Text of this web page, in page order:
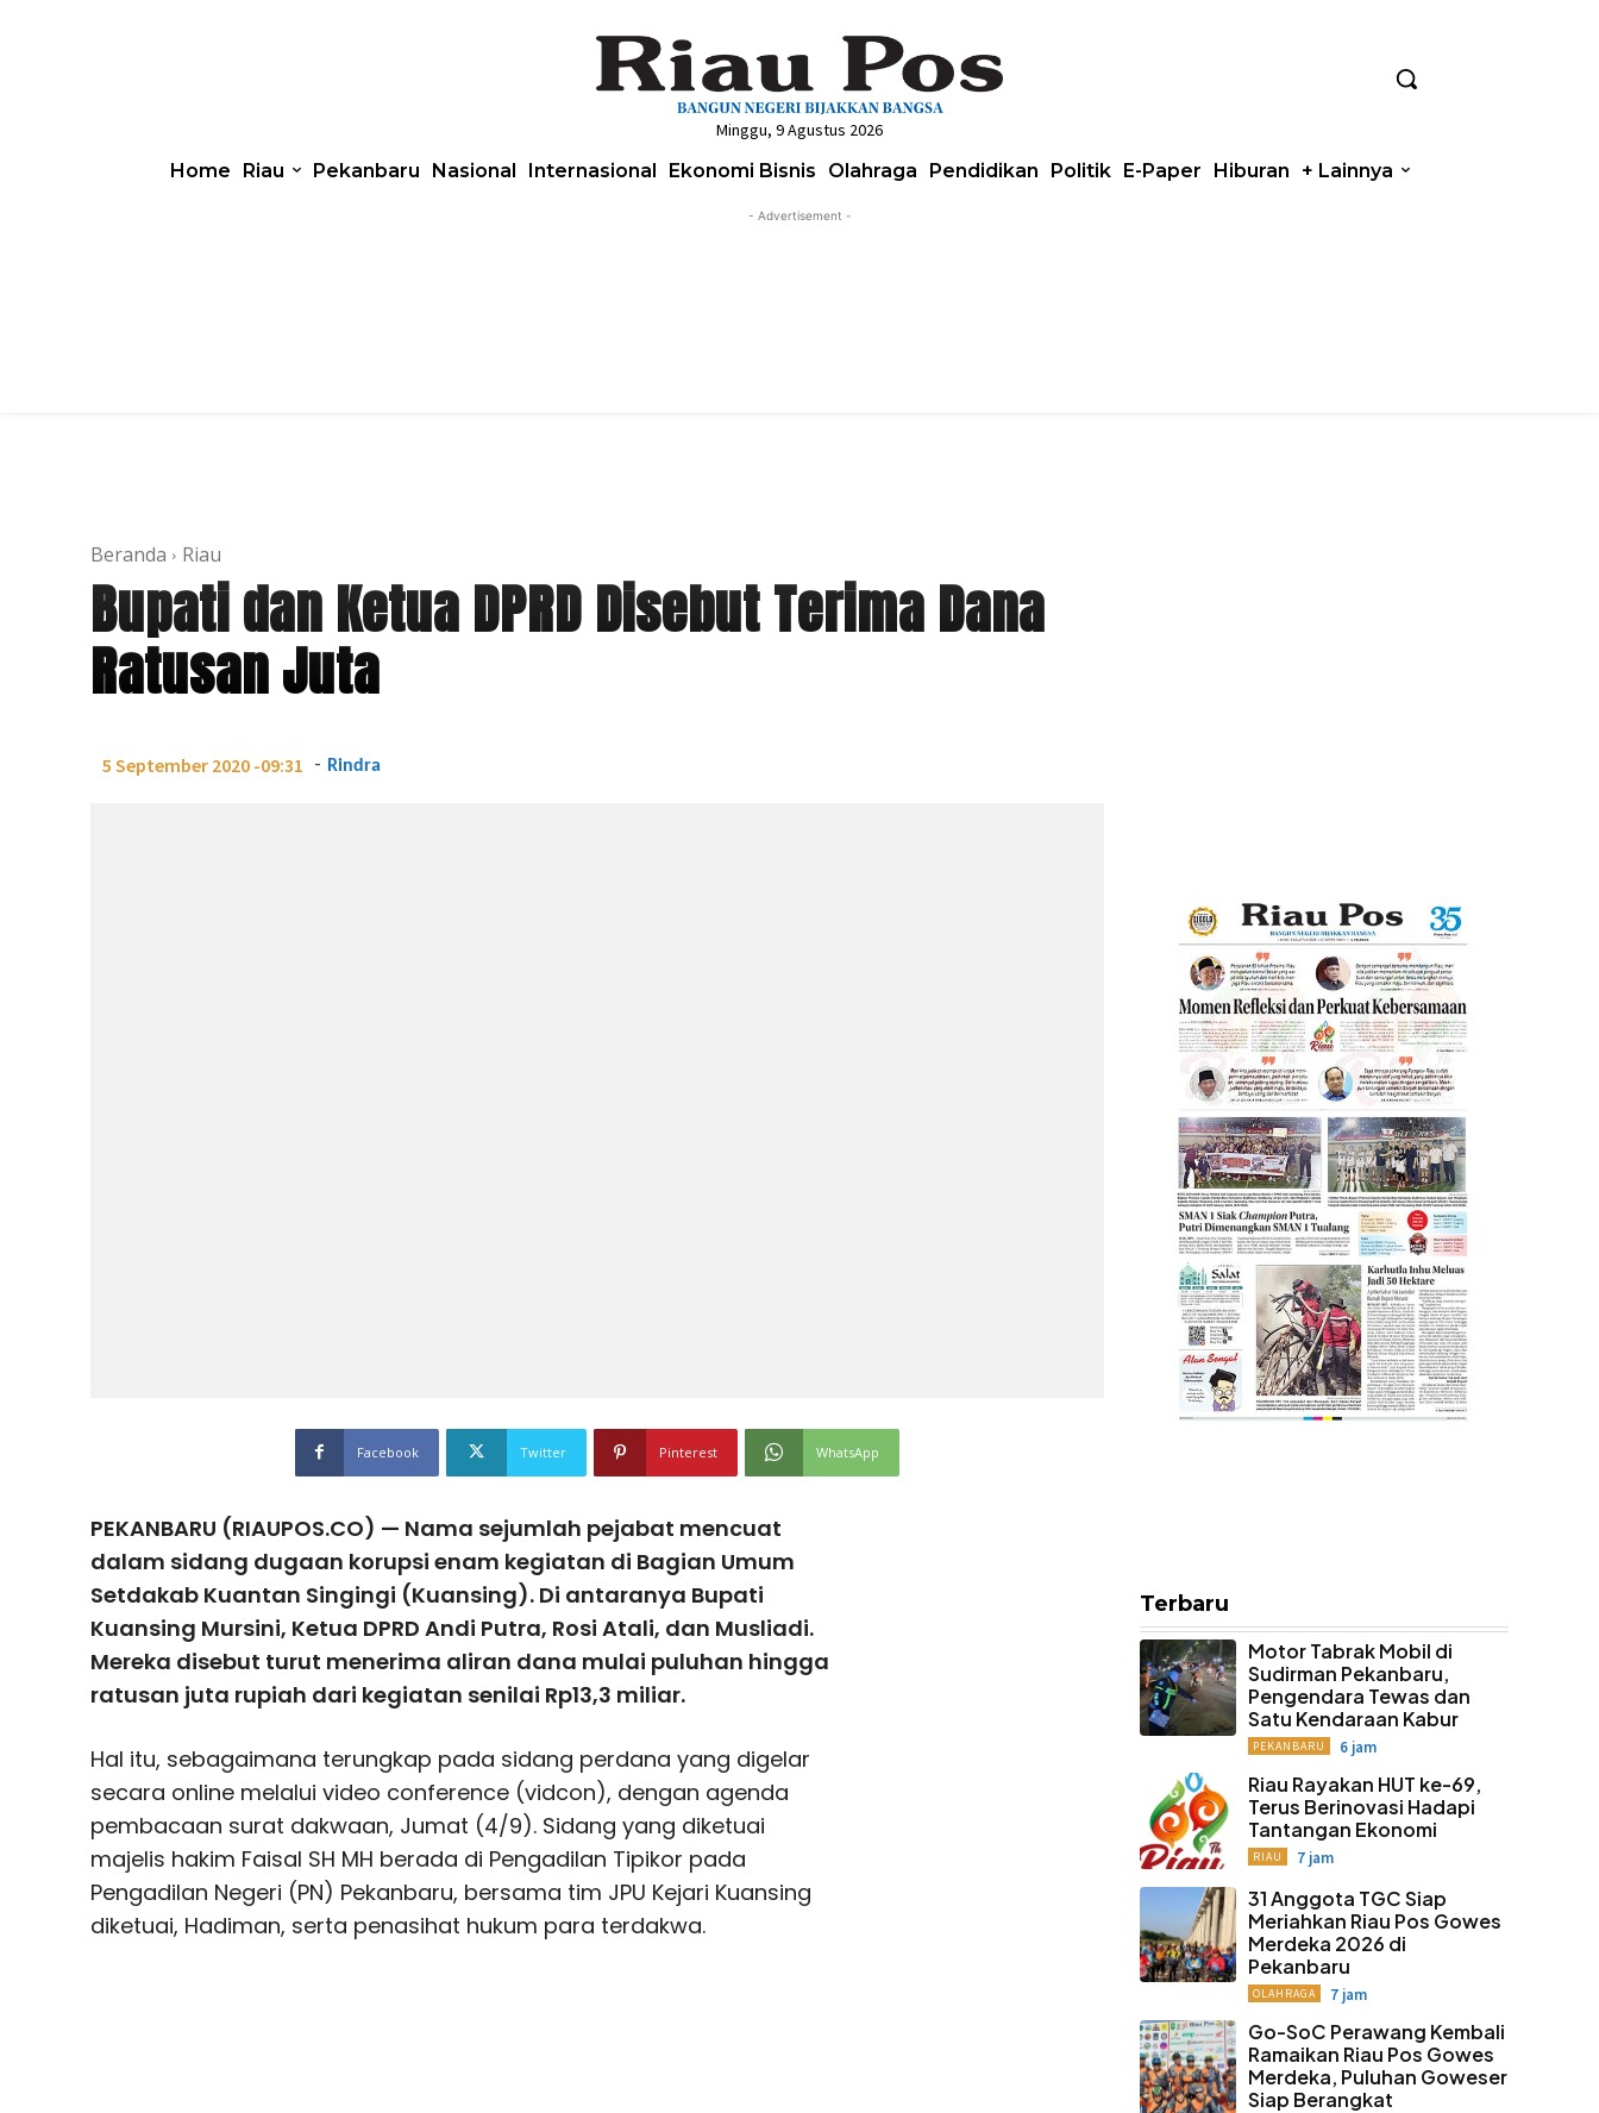
Minggu, 9 Agustus 2026
Home Riau Pekanbaru Nasional Internasional Ekonomi Bisnis Olahraga Pendidikan Politik E-Paper Hiburan + Lainnya
- Advertisement -
Beranda Riau
Bupati dan Ketua DPRD Disebut Terima Dana
Ratusan Juta
5 September 2020 -09:31 - Rindra
Facebook Twitter Pinterest WhatsApp
PEKANBARU (RIAUPOS.CO) — Nama sejumlah pejabat mencuat
dalam sidang dugaan korupsi enam kegiatan di Bagian Umum
Setdakab Kuantan Singingi (Kuansing). Di antaranya Bupati
Kuansing Mursini, Ketua DPRD Andi Putra, Rosi Atali, dan Musliadi.
Mereka disebut turut menerima aliran dana mulai puluhan hingga
ratusan juta rupiah dari kegiatan senilai Rp13,3 miliar.
Hal itu, sebagaimana terungkap pada sidang perdana yang digelar
secara online melalui video conference (vidcon), dengan agenda
pembacaan surat dakwaan, Jumat (4/9). Sidang yang diketuai
majelis hakim Faisal SH MH berada di Pengadilan Tipikor pada
Pengadilan Negeri (PN) Pekanbaru, bersama tim JPU Kejari Kuansing
diketuai, Hadiman, serta penasihat hukum para terdakwa.
Terbaru
Motor Tabrak Mobil di
Sudirman Pekanbaru,
Pengendara Tewas dan
Satu Kendaraan Kabur
PEKANBARU 6 jam
Riau Rayakan HUT ke-69,
Terus Berinovasi Hadapi
Tantangan Ekonomi
RIAU 7 jam
31 Anggota TGC Siap
Meriahkan Riau Pos Gowes
Merdeka 2026 di
Pekanbaru
OLAHRAGA 7 jam
Go-SoC Perawang Kembali
Ramaikan Riau Pos Gowes
Merdeka, Puluhan Goweser
Siap Berangkat